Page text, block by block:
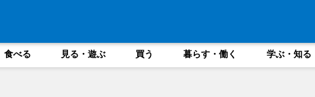
食べる 見る・遊ぶ 買う 暮らす・働く 学ぶ・知る